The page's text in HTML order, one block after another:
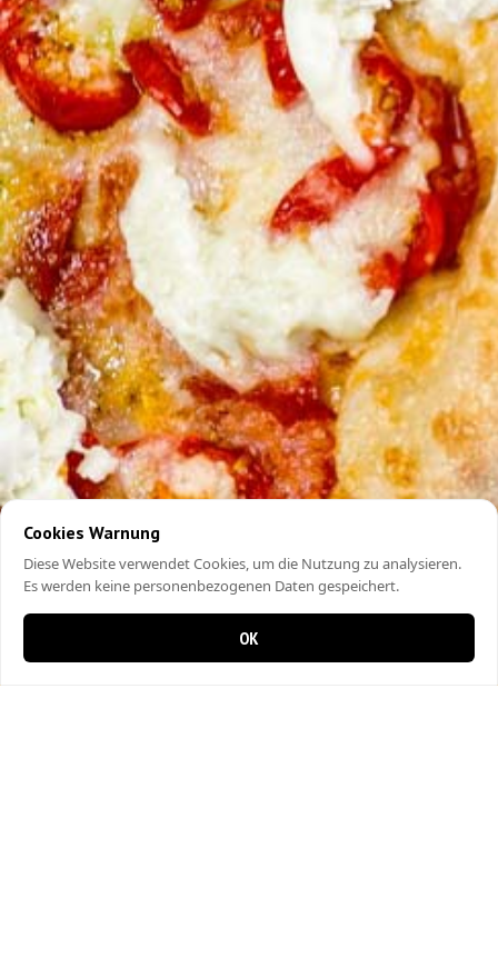
Cookies Warnung
Diese Website verwendet Cookies, um die Nutzung zu analysieren.
Es werden keine personenbezogenen Daten gespeichert.
OK